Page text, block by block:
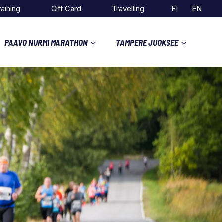
Gift Card Travelling FI EN
PAAVO NURMI MARATHON TAMPERE JUOKSEE